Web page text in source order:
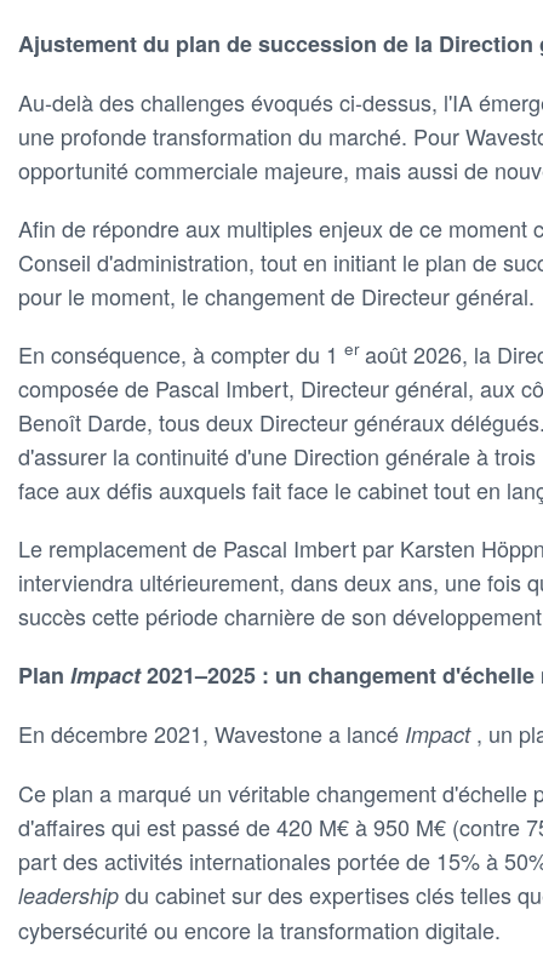
Ajustement du plan de succession de la Direction
Au-delà des challenges évoqués ci-dessus, l'IA
une profonde transformation du marché. Pour
opportunité commerciale majeure, mais aussi de
Afin de répondre aux multiples enjeux de ce moment
Conseil d'administration, tout en initiant le plan de
pour le moment, le changement de Directeur général.
En conséquence, à compter du 1 er août 2026, la
composée de Pascal Imbert, Directeur général, aux
Benoît Darde, tous deux Directeur généraux
d'assurer la continuité d'une Direction générale à
face aux défis auxquels fait face le cabinet tout en
Le remplacement de Pascal Imbert par Karsten
interviendra ultérieurement, dans deux ans, une fois
succès cette période charnière de son
Plan Impact2021–2025 : un changement
En décembre 2021, Wavestone a lancé Impact , un
Ce plan a marqué un véritable changement d'échelle
d'affaires qui est passé de 420 M€ à 950 M€ (contre
part des activités internationales portée de 15% à
leadership du cabinet sur des expertises clés telles
cybersécurité ou encore la transformation digitale.